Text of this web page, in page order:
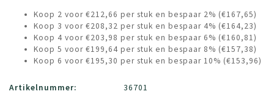
Koop 2 voor €212,66 per stuk en bespaar 2% (€167,65)
Koop 3 voor €208,32 per stuk en bespaar 4% (€164,23)
Koop 4 voor €203,98 per stuk en bespaar 6% (€160,81)
Koop 5 voor €199,64 per stuk en bespaar 8% (€157,38)
Koop 6 voor €195,30 per stuk en bespaar 10% (€153,96)
Artikelnummer:
36701